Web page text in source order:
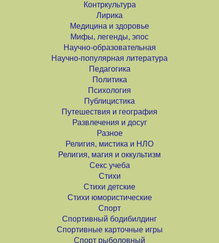
Контркультура
Лирика
Медицина и здоровье
Мифы, легенды, эпос
Научно-образовательная
Научно-популярная литература
Педагогика
Политика
Психология
Публицистика
Путешествия и география
Развлечения и досуг
Разное
Религия, мистика и НЛО
Религия, магия и оккультизм
Секс учеба
Стихи
Стихи детские
Стихи юмористические
Спорт
Спортивный бодибилдинг
Спортивные карточные игры
Спорт рыболовный